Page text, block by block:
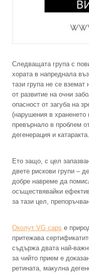
Следващата група с
хората в напреднала
тази група не се
от развитие на очни
опасност от загуба на
(нарушения в храненето
превърнало в проблем
дегенерация и катаракта.
Ето защо, с цел
двете рискови групи –
добре навреме да
осъществявайки
за тази цел,
Околут VG caps е
притежава
съдържа двата най-
за чийто прием е
ретината, макулна